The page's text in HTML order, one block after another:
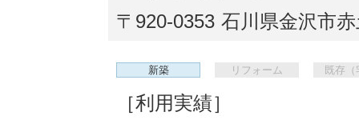
〒920-0353 石川県金沢市
新築 リフォーム 既存（
［利用実績］